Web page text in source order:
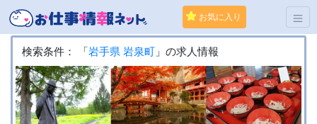
お気に入り
検索条件： 「 岩手県 岩泉町 」の求人情報